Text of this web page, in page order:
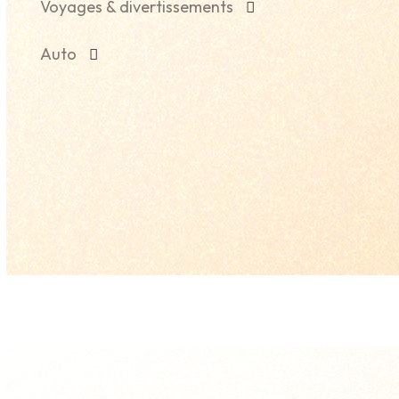
Voyages & divertissements
Auto